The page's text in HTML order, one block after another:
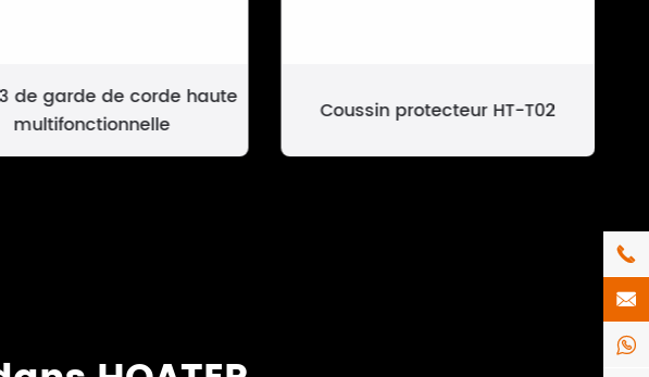
de garde de corde haute
multifonctionnelle
Coussin protecteur HT-T02


